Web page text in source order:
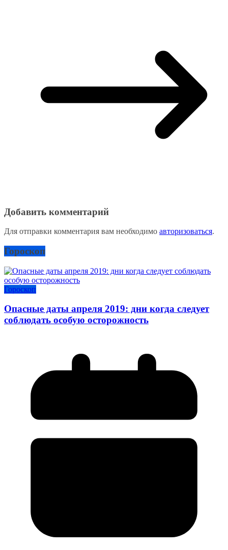
Добавить комментарий
Для отправки комментария вам необходимо авторизоваться.
Гороскоп
Гороскоп
Опасные даты апреля 2019: дни когда следует
соблюдать особую осторожность